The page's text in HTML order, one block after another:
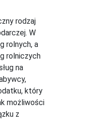
rodzaj
W
rolnych, a
rolniczych
na
który
możliwości
z